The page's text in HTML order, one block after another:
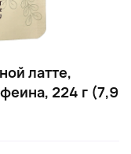
латте,
224 г (7,9